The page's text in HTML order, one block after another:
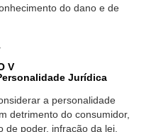
do dano e de
V
Jurídica
a personalidade
detrimento do consumidor,
de poder, infração da lei,